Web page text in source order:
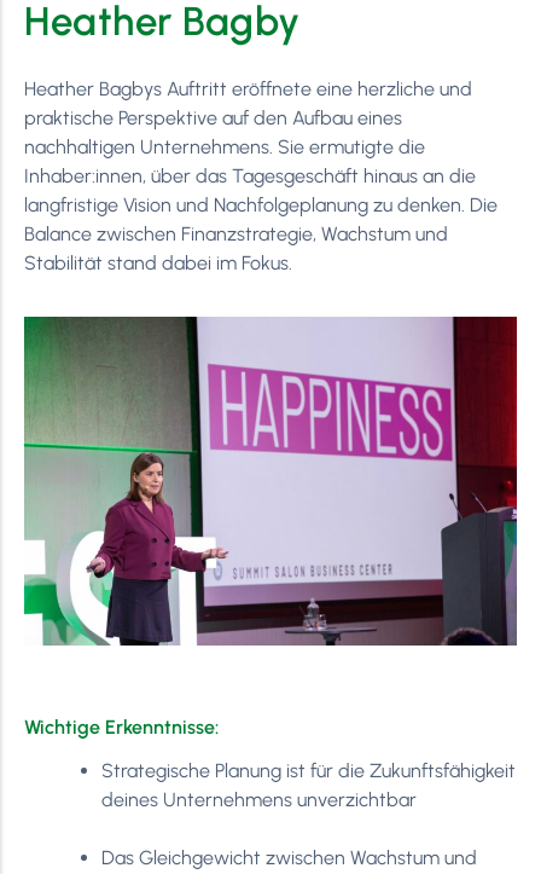
Heather Bagby
Heather Bagbys Auftritt eröffnete eine herzliche und
praktische Perspektive auf den Aufbau eines
nachhaltigen Unternehmens. Sie ermutigte die
Inhaber:innen, über das Tagesgeschäft hinaus an die
langfristige Vision und Nachfolgeplanung zu denken. Die
Balance zwischen Finanzstrategie, Wachstum und
Stabilität stand dabei im Fokus.
Wichtige Erkenntnisse:
Strategische Planung ist für die Zukunftsfähigkeit
deines Unternehmens unverzichtbar
Das Gleichgewicht zwischen Wachstum und